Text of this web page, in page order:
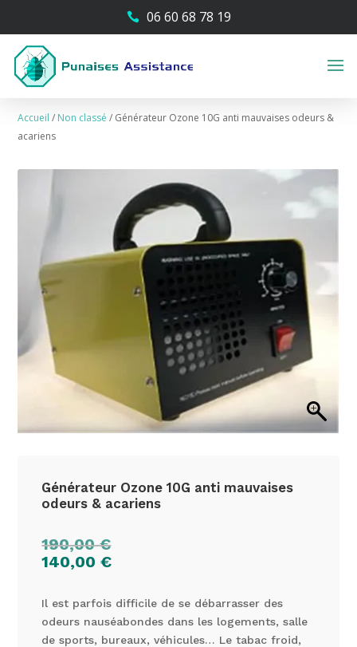
 06 60 68 78 19
Accueil / Non classé / Générateur Ozone 10G anti mauvaises odeurs &
acariens
Générateur Ozone 10G anti mauvaises
odeurs & acariens
190,00€
140,00€
Il est parfois difficile de se débarrasser des
odeurs nauséabondes dans les logements, salle
de sports, bureaux, véhicules… Le tabac froid,